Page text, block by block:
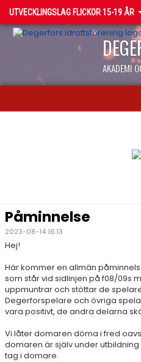
UTVECKLINGSLAG FLICKOR 15-19 ÅR
AKADEMI
TRUPPEN
DOKUMENT
KONTAKT
Påminnelse
2023-08-14 16:13
Hej!
Här kommer en allmän
som står vid sidlinjen på f08/09s
uppmuntrar och stöttar de
Degerforspelare och övriga
vara positivt, de andra delarna
Vi låter domaren döma i fred
domaren är själv under
tag i domare.